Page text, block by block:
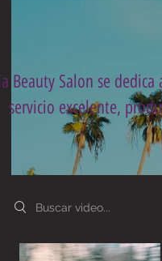
Beauty Salon se
servicio excelente,
Search videos